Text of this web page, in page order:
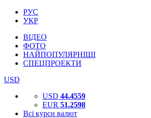
РУС
УКР
ВІДЕО
ФОТО
НАЙПОПУЛЯРНІШІ
СПЕЦПРОЕКТИ
USD
USD 44.4559
EUR 51.2598
Всі курси валют